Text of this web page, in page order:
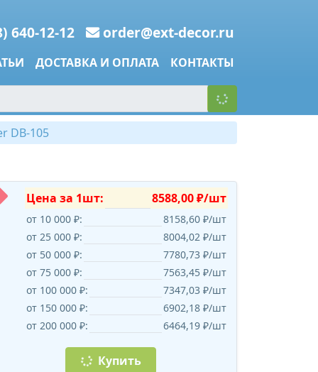
640-12-12 order@ext-decor.ru
ДОСТАВКА И ОПЛАТА КОНТАКТЫ
DB-105
Цена за 1шт: 8588,00 ₽/шт
от 10 000 ₽:
8158,60 ₽/шт
от 25 000 ₽:
8004,02 ₽/шт
от 50 000 ₽:
7780,73 ₽/шт
от 75 000 ₽:
7563,45 ₽/шт
от 100 000 ₽:
7347,03 ₽/шт
от 150 000 ₽:
6902,18 ₽/шт
от 200 000 ₽:
6464,19 ₽/шт
Купить